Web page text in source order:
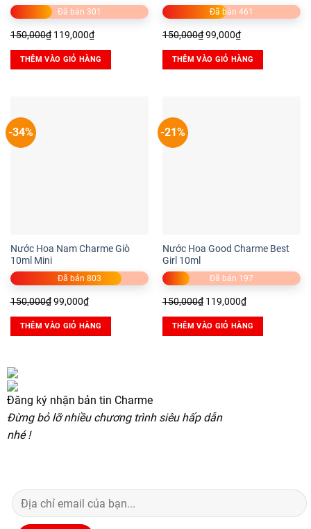
Đã bán 301
150,000₫ Giá
gốc
là:
119,000₫Giá
hiện
tại
THÊM VÀO GIỎ HÀNG
Đã bán 461
150,000₫ Giá
gốc
là:
99,000₫Giá
hiện
tại
THÊM VÀO GIỎ HÀNG
-34%
Nước Hoa Nam Charme Giò
10ml Mini
Đã bán 803
150,000₫ Giá
gốc
là:
99,000₫Giá
hiện
tại
THÊM VÀO GIỎ HÀNG
-21%
Nước Hoa Good Charme Best
Girl 10ml
Đã bán 197
150,000₫ Giá
gốc
là:
119,000₫Giá
hiện
tại
THÊM VÀO GIỎ HÀNG
Đăng ký nhận bản tin Charme
Đừng bỏ lỡ nhiều chương trình siêu hấp dẫn
nhé !